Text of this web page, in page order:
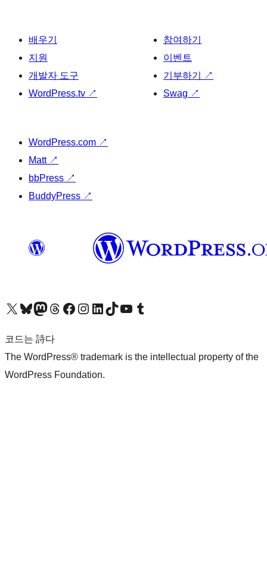
배우기
지원
개발자 도구
WordPress.tv ↗
참여하기
이벤트
기부하기
↗
Swag ↗
WordPress.com ↗
Matt ↗
bbPress ↗
BuddyPress ↗
X(이전 트위터) 계정 방문하기블루스카이 계정 방문하기마스토돈 계정 방문하기스레드 계정 방문하기 페이스북 페이지 방문하기인스타그램 계정 방문하기 LinkedIn 계정 방문하기틱톡 계정 방문하기유튜브 채널 방문하기 텀블러 계정 방문하기
코드는 詩다
The WordPress® trademark is the intellectual property of the
WordPress Foundation.